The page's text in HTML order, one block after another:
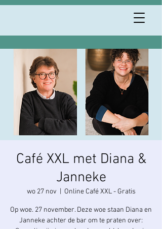
Café XXL met Diana &
Janneke
wo 27 nov Online Café XXL - Gratis
Op woe. 27 november. Deze woe staan Diana en
Janneke achter de bar om te praten over: